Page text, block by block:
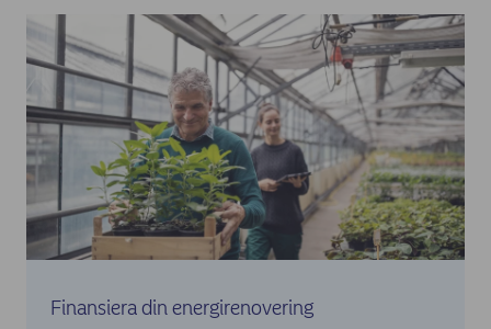
Finansiera din energirenovering